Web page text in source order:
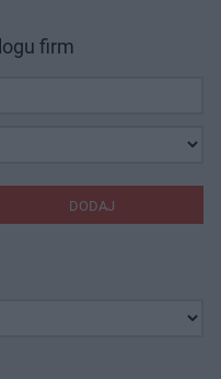
firm
DODAJ